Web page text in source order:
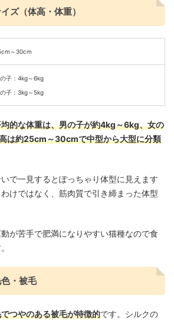
ズ（体高・体重）
～30cm
子：4kg～6kg
子：3kg～5kg
的な体重は、男の子が約4kg～6kg、女の
は約25cm～30cmで中型から大型に分類
で一見するとぽっちゃり体型に見えます
けではなく、筋肉質で引き締まった体型
が苦手で肥満になりやすい猫種なので食
・被毛
つやのある被毛が特徴的です。シルクの